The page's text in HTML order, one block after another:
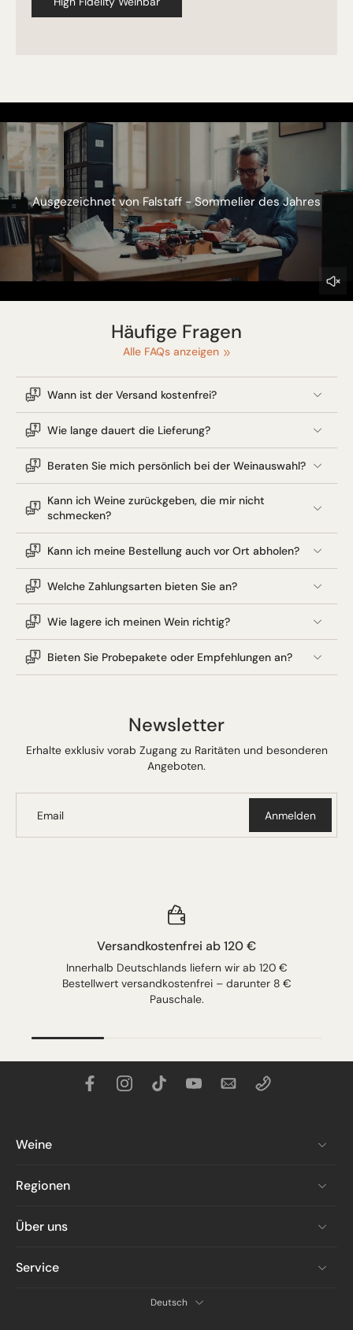
Ausgezeichnet von Falstaff - Sommelier des Jahres
Häufige Fragen
Alle FAQs anzeigen
Wann ist der Versand kostenfrei?
Wie lange dauert die Lieferung?
Beraten Sie mich persönlich bei der Weinauswahl?
Kann ich Weine zurückgeben, die mir nicht
schmecken?
Kann ich meine Bestellung auch vor Ort abholen?
Welche Zahlungsarten bieten Sie an?
Wie lagere ich meinen Wein richtig?
Bieten Sie Probepakete oder Empfehlungen an?
Newsletter
Erhalte exklusiv vorab Zugang zu Raritäten und besonderen
Angeboten.
Email Anmelden
Versandkostenfrei ab 120 €
Innerhalb Deutschlands liefern wir ab 120 €
Bestellwert versandkostenfrei – darunter 8 €
Pauschale.
Weine
Regionen
Über uns
Service
Deutsch